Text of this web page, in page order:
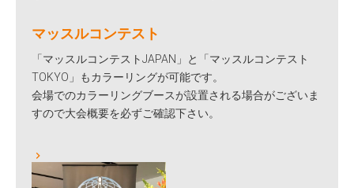
マッスルコンテスト
「マッスルコンテストJAPAN」と「マッスルコンテスト
TOKYO」もカラーリングが可能です。
会場でのカラーリングブースが設置される場合がございま
すので大会概要を必ずご確認下さい。